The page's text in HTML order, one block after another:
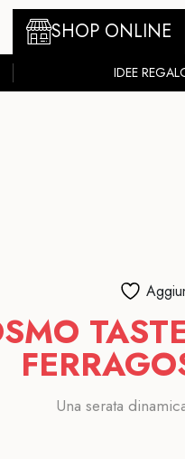
SHOP ONLINE
IDEE
Una serata